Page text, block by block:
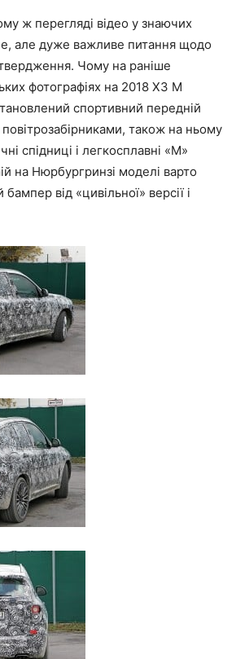
ж перегляді відео у знаючих
але дуже важливе питання щодо
Чому на раніше
фотографіях на 2018 X3 M
спортивний передній
також на ньому
спідниці і легкосплавні «M»
на Нюрбургринзі моделі варто
від «цивільної» версії і